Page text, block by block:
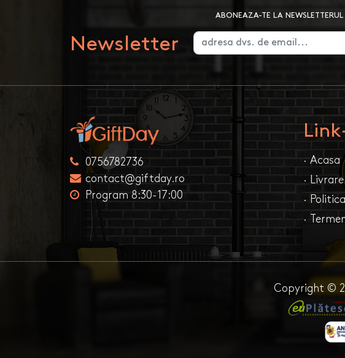
Newsletter
ABONEAZA-TE LA
0756782736
contact@giftday.ro
Program 8:30-17:00
· Acasa
· Livrare
·
·
Copyright ©